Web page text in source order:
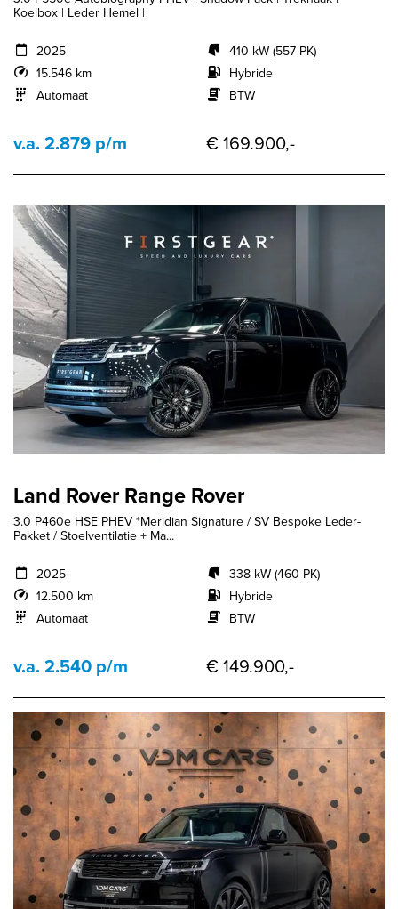
Koelbox | Leder Hemel |
2025
15.546 km
Automaat
410 kW (557 PK)
Hybride
BTW
v.a. 2.879 p/m € 169.900,-
Land Rover Range Rover
3.0 P460e HSE PHEV *Meridian Signature / SV Bespoke Leder-
Pakket / Stoelventilatie + Ma...
2025
12.500 km
Automaat
338 kW (460 PK)
Hybride
BTW
v.a. 2.540 p/m € 149.900,-